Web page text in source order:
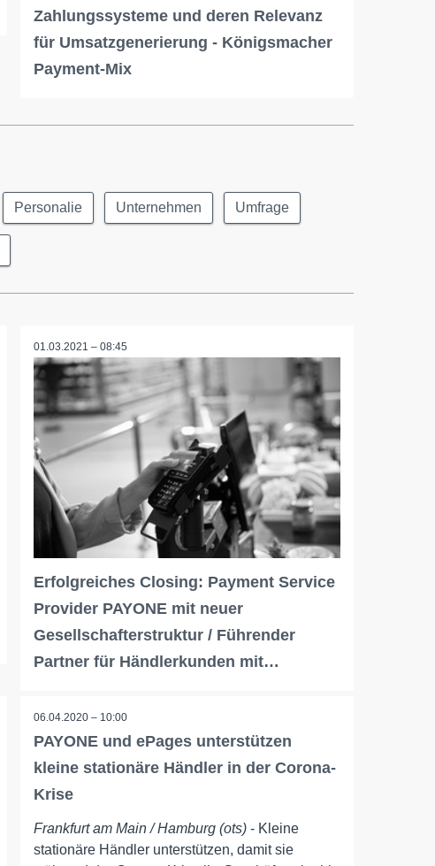
Zahlungssysteme und deren Relevanz
für Umsatzgenerierung - Königsmacher
Payment-Mix
Personalie Unternehmen Umfrage
01.03.2021 – 08:45
Erfolgreiches Closing: Payment Service
Provider PAYONE mit neuer
Gesellschafterstruktur / Führender
Partner für Händlerkunden mit…
06.04.2020 – 10:00
PAYONE und ePages unterstützen
kleine stationäre Händler in der Corona-
Krise
Frankfurt am Main / Hamburg (ots) - Kleine
stationäre Händler unterstützen, damit sie